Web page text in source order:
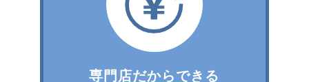
専門店だからできる